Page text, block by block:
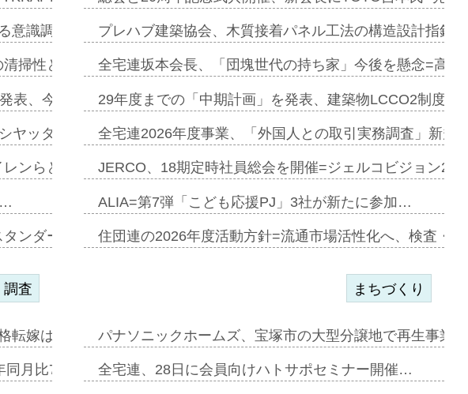
意識調査=Nature…
清掃性と安全性追加=リンナ…
表、今期は増収見込む=…
ヤッター…
レンらと協働開発開始=三協…
…
タンダードが新築分譲M専用…
プレハブ建築協会、木質接着パネル工法の構造設計指針
全宅連坂本会長、「団塊世代の持ち家」今後を懸念=高
29年度までの「中期計画」を発表、建築物LCCO2制度
全宅連2026年度事業、「外国人との取引実務調査」新規
JERCO、18期定時社員総会を開催=ジェルコビジョン
ALIA=第7弾「こども応援PJ」3社が新たに参加…
住団連の2026年度活動方針=流通市場活性化へ、検査・
調査
転嫁は十分に進まず=「物…
同月比7・1%上昇…
まちづくり
パナソニックホームズ、宝塚市の大型分譲地で再生事業
全宅連、28日に会員向けハトサポセミナー開催…